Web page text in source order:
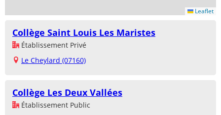
Leaflet
Collège Saint Louis Les Maristes
Établissement Privé
Le Cheylard (07160)
Collège Les Deux Vallées
Établissement Public